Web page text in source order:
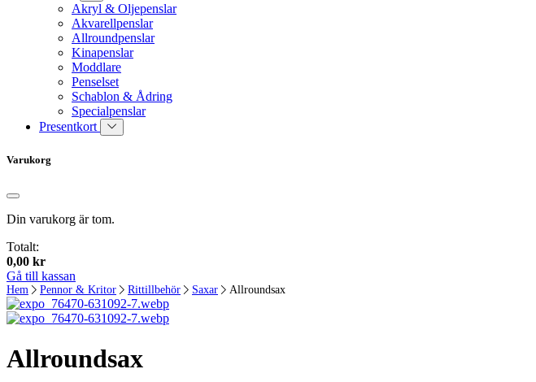
Akryl & Oljepenslar
Akvarellpenslar
Allroundpenslar
Kinapenslar
Moddlare
Penselset
Schablon & Ådring
Specialpenslar
Presentkort
Varukorg
Din varukorg är tom.
Totalt:
0,00 kr
Gå till kassan
Hem Pennor & Kritor Rittillbehör Saxar Allroundsax
Allroundsax